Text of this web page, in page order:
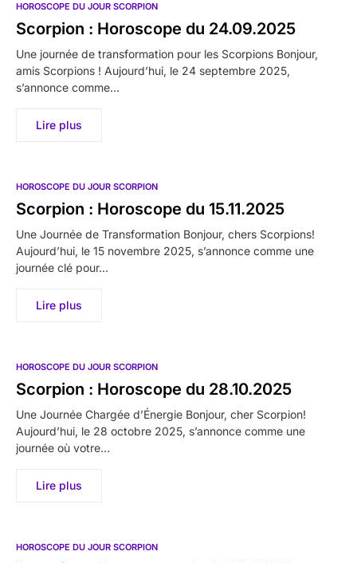
HOROSCOPE DU JOUR SCORPION
Scorpion : Horoscope du 24.09.2025
Une journée de transformation pour les Scorpions Bonjour,
amis Scorpions ! Aujourd’hui, le 24 septembre 2025,
s’annonce comme…
Lire plus
HOROSCOPE DU JOUR SCORPION
Scorpion : Horoscope du 15.11.2025
Une Journée de Transformation Bonjour, chers Scorpions!
Aujourd’hui, le 15 novembre 2025, s’annonce comme une
journée clé pour…
Lire plus
HOROSCOPE DU JOUR SCORPION
Scorpion : Horoscope du 28.10.2025
Une Journée Chargée d’Énergie Bonjour, cher Scorpion!
Aujourd’hui, le 28 octobre 2025, s’annonce comme une
journée où votre…
Lire plus
HOROSCOPE DU JOUR SCORPION